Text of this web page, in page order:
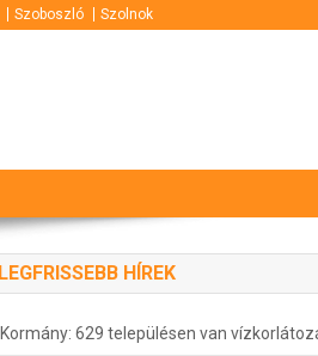
Szoboszló Szolnok
LEGFRISSEBB HÍREK
Kormány: 629 településen van